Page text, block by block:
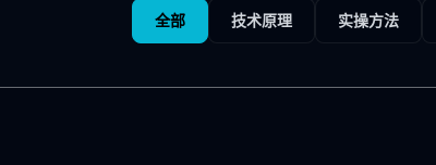
全部 技术原理 实操方法